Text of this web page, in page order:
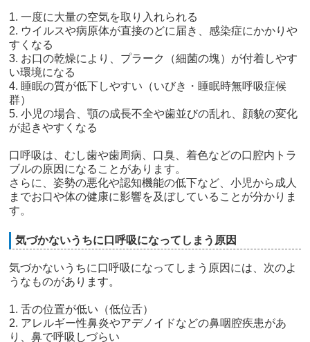
1. 一度に大量の空気を取り入れられる
2. ウイルスや病原体が直接のどに届き、感染症にかかりや
すくなる
3. お口の乾燥により、プラーク（細菌の塊）が付着しやす
い環境になる
4. 睡眠の質が低下しやすい（いびき・睡眠時無呼吸症候
群）
5. 小児の場合、顎の成長不全や歯並びの乱れ、顔貌の変化
が起きやすくなる
口呼吸は、むし歯や歯周病、口臭、着色などの口腔内トラ
ブルの原因になることがあります。
さらに、姿勢の悪化や認知機能の低下など、小児から成人
までお口や体の健康に影響を及ぼしていることが分かりま
す。
気づかないうちに口呼吸になってしまう原因
気づかないうちに口呼吸になってしまう原因には、次のよ
うなものがあります。
1. 舌の位置が低い（低位舌）
2. アレルギー性鼻炎やアデノイドなどの鼻咽腔疾患があ
り、鼻で呼吸しづらい